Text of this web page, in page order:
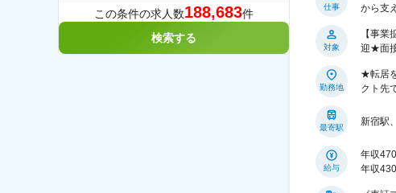
この条件の求人数188,683件
検索する
仕事
から支
対象
【事
迎★面
勤務地
★転居
クト先
最寄駅
新宿駅
給与
年収
年収